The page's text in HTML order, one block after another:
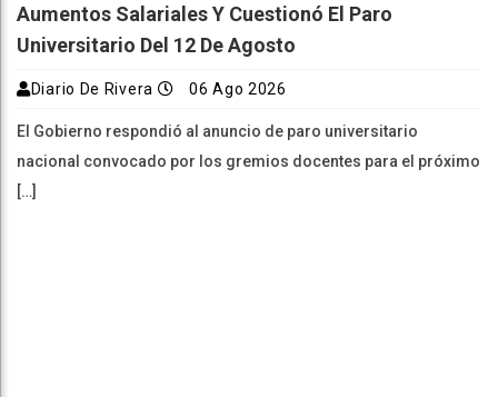
Aumentos Salariales Y Cuestionó El Paro
Universitario Del 12 De Agosto
Diario De Rivera 06 Ago 2026
El Gobierno respondió al anuncio de paro universitario
nacional convocado por los gremios docentes para el próximo
[…]